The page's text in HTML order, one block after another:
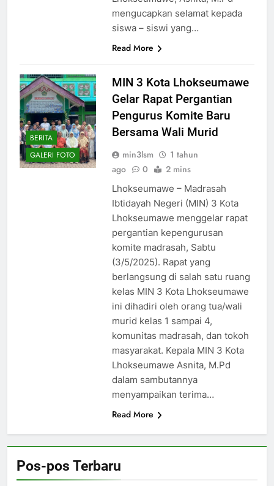
mengucapkan selamat kepada
siswa – siswi yang…
Read More
BERITA
GALERI FOTO
MIN 3 Kota Lhokseumawe
Gelar Rapat Pergantian
Pengurus Komite Baru
Bersama Wali Murid
min3lsm
1 tahun
ago
0 2 mins
Lhokseumawe – Madrasah
Ibtidayah Negeri (MIN) 3 Kota
Lhokseumawe menggelar rapat
pergantian kepengurusan
komite madrasah, Sabtu
(3/5/2025). Rapat yang
berlangsung di salah satu ruang
kelas MIN 3 Kota Lhokseumawe
ini dihadiri oleh orang tua/wali
murid kelas 1 sampai 4,
komunitas madrasah, dan tokoh
masyarakat. Kepala MIN 3 Kota
Lhokseumawe Asnita, M.Pd
dalam sambutannya
menyampaikan terima…
Read More
Pos-pos Terbaru